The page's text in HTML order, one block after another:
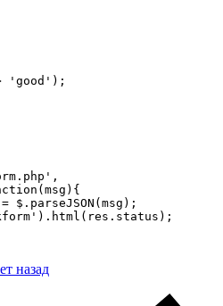
'good');
$.parseJSON(msg);
назад